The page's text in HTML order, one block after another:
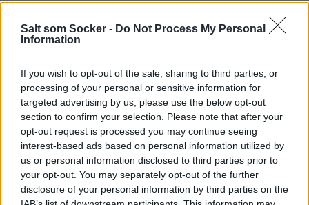
Salt som Socker - Do Not Process My Personal
Information
If you wish to opt-out of the sale, sharing to third parties, or
processing of your personal or sensitive information for
targeted advertising by us, please use the below opt-out
section to confirm your selection. Please note that after your
opt-out request is processed you may continue seeing
interest-based ads based on personal information utilized by
us or personal information disclosed to third parties prior to
your opt-out. You may separately opt-out of the further
disclosure of your personal information by third parties on the
MåltidFest Portioner8 desserter
Ingredienser
2 st gelatinblad ca 3g
2 st äggvitor 70g
1/2 dl vispgrädde 50g
2 st äggulor 40g
1 dl socker, valfri sort ca80-90g
200 g färskost
ca 1-2 msk lakritspulver
Bakad rabarber
3 st stora rabarber